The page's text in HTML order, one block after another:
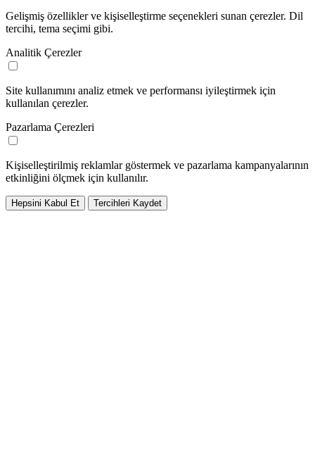
Gelişmiş özellikler ve kişiselleştirme seçenekleri sunan çerezler. Dil
tercihi, tema seçimi gibi.
Analitik Çerezler
Site kullanımını analiz etmek ve performansı iyileştirmek için
kullanılan çerezler.
Pazarlama Çerezleri
Kişiselleştirilmiş reklamlar göstermek ve pazarlama kampanyalarının
etkinliğini ölçmek için kullanılır.
Hepsini Kabul Et Tercihleri Kaydet